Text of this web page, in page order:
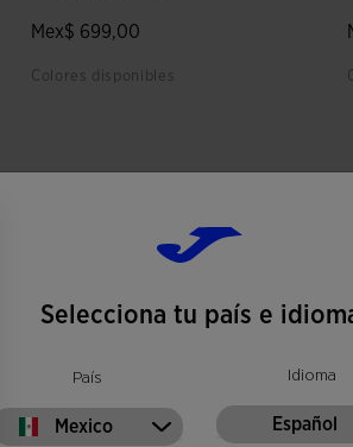
Mex$ 699,00
Colores disponibles
5 sobre 5 de valoración de clientes
Selecciona tu país e
País
Mexico
Idioma
Español